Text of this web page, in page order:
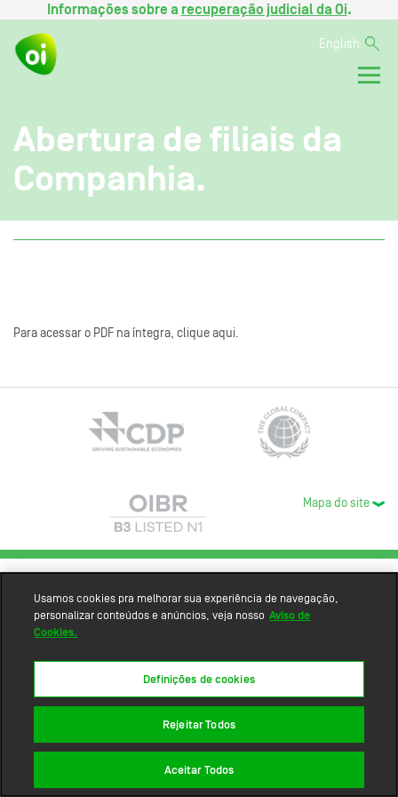
Informações sobre a recuperação judicial da Oi.
English
Abertura de filiais da
Companhia.
Para acessar o PDF na íntegra, clique aqui.
Mapa do site
Usamos cookies pra melhorar sua experiência de navegação,
personalizar conteúdos e anúncios, veja nosso Aviso de
Cookies.
Definições de cookies
Rejeitar Todos
Aceitar Todos